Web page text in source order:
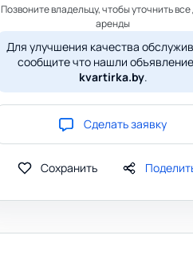
Позвоните владельцу, чтобы уточнить
аренды
Для улучшения качества
сообщите что нашли
kvartirka.by.
Сделать заявку
Сохранить